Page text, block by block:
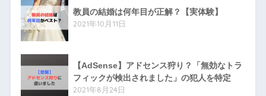
教員の結婚は何年目が正解？【実体験】
2021年10月11日
【AdSense】アドセンス狩り？「無効なトラ
フィックが検出されました」の犯人を特定
2021年8月24日